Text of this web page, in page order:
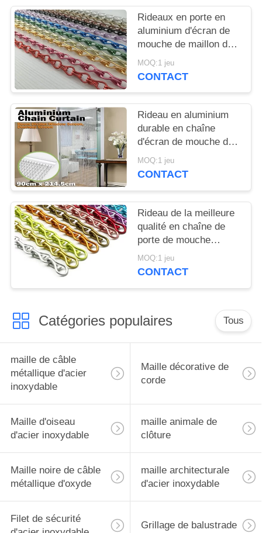
Rideaux en porte en
aluminium d'écran de
mouche de maillon de
chaîne et d'insecte de
chaîne 1.6mm 1.8mm
MOQ:1 jeu
CONTACT
Rideau en aluminium
durable en chaîne
d'écran de mouche de
porte d'insecte pour la
décoration de Chambre
MOQ:1 jeu
CONTACT
Rideau de la meilleure
qualité en chaîne de
porte de mouche
d'alliage d'Al pour que
les portes empêchent
MOQ:1 jeu
CONTACT
Catégories populaires Tous
maille de câble
métallique d'acier
inoxydable
Maille décorative de
corde
Maille d'oiseau
d'acier inoxydable
maille animale de
clôture
Maille noire de câble
métallique d'oxyde
maille architecturale
d'acier inoxydable
Filet de sécurité
Grillage de balustrade